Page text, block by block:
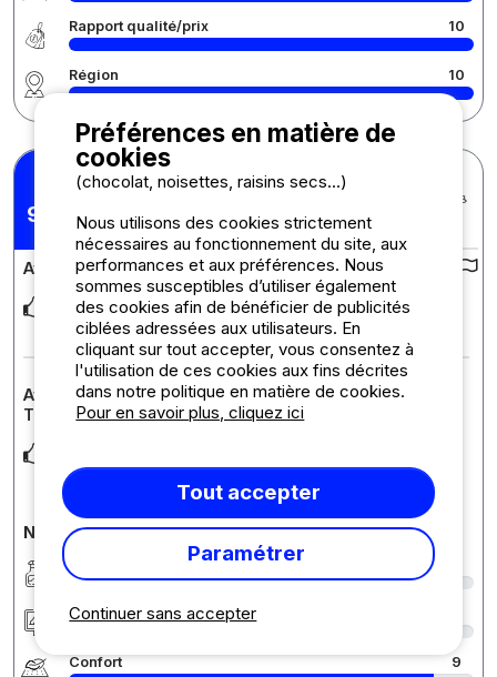
Rapport qualité/prix 10
Région 10
9,17 /10
Catherine K.
Posté le 30/06/2026
26/06/2026
Avis sur le camping :
Super camping familial ds lequel on se sent tout de suite bien.
Accueil chaleureux, Cédric reste à l
... Lire la suite
Avis sur l'hébergement : APPARTEMENT / 1 CHAMBRE /
TV / CLIM / TERRASSE / RDC
dehors sur la terrasse très ombragée ... Lire la suite
Notes détaillées du camping
Hébergement/Emplacement
Confort 9
Continuer sans accepter
Préférences en matière de
cookies
(chocolat, noisettes, raisins secs...)
Nous utilisons des cookies strictement
nécessaires au fonctionnement du site, aux
performances et aux préférences. Nous
sommes susceptibles d’utiliser également
des cookies afin de bénéficier de publicités
ciblées adressées aux utilisateurs. En
cliquant sur tout accepter, vous consentez à
l'utilisation de ces cookies aux fins décrites
dans notre politique en matière de cookies.
Pour en savoir plus, cliquez ici
Tout accepter
Paramétrer